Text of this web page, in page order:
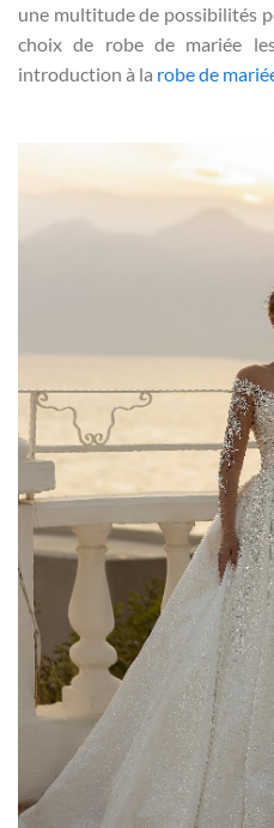
une multitude de possibilités
choix de robe de mariée
introduction à la robe de